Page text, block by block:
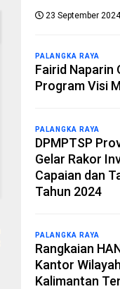
23 September
PALANGKA RAYA
Fairid Naparin
Program Visi
PALANGKA RAYA
DPMPTSP
Gelar Rakor
Capaian dan
Tahun 2024
PALANGKA RAYA
Rangkaian
Kantor
Kalimantan